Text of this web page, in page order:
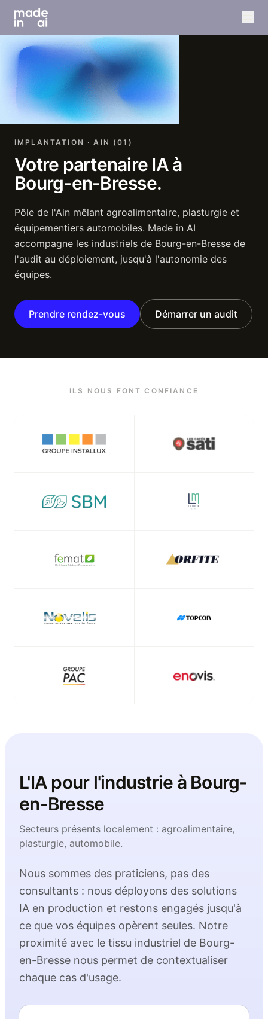
IMPLANTATION · AIN (01)
Votre partenaire IA à
Bourg-en-Bresse.
Pôle de l'Ain mêlant agroalimentaire, plasturgie et
équipementiers automobiles. Made in AI
accompagne les industriels de Bourg-en-Bresse de
l'audit au déploiement, jusqu'à l'autonomie des
équipes.
Prendre rendez-vous Démarrer un audit
ILS NOUS FONT CONFIANCE
L'IA pour l'industrie à Bourg-
en-Bresse
Secteurs présents localement : agroalimentaire,
plasturgie, automobile.
Nous sommes des praticiens, pas des
consultants : nous déployons des solutions
IA en production et restons engagés jusqu'à
ce que vos équipes opèrent seules. Notre
proximité avec le tissu industriel de Bourg-
en-Bresse nous permet de contextualiser
chaque cas d'usage.